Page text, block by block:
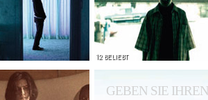
12 BELIEBT
GEBEN SIE